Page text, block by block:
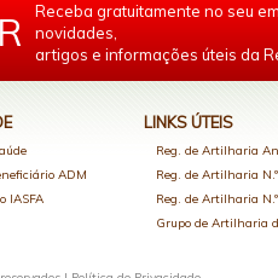
Receba gratuitamente no seu
novidades,
artigos e informações úteis da
ADM
IASFA
LINKS ÚTEIS
Reg. de Artilharia
Reg. de Artilharia
Reg. de Artilharia
Grupo de Artilharia